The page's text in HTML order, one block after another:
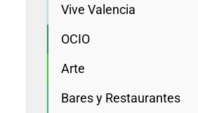
Vive Valencia
OCIO
Arte
Bares y Restaurantes